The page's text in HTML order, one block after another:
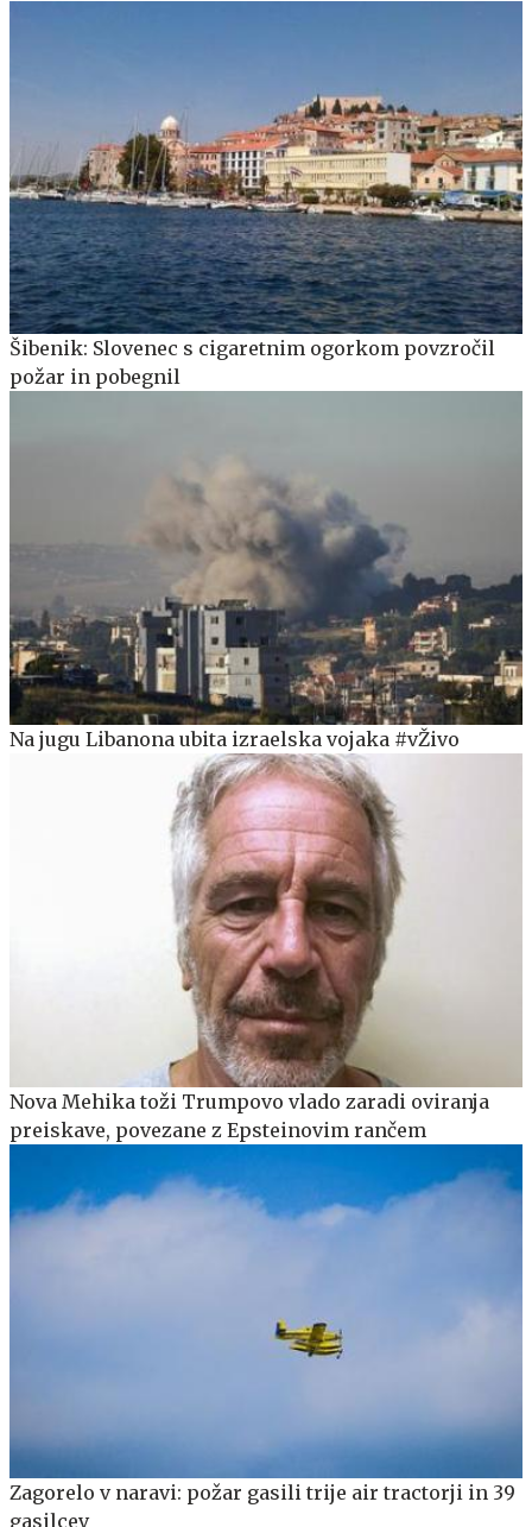
Šibenik: Slovenec s cigaretnim ogorkom povzročil
požar in pobegnil
Na jugu Libanona ubita izraelska vojaka #vŽivo
Nova Mehika toži Trumpovo vlado zaradi oviranja
preiskave, povezane z Epsteinovim rančem
Zagorelo v naravi: požar gasili trije air tractorji in 39
gasilcev